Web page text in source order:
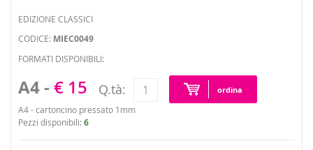
EDIZIONE CLASSICI
CODICE: MIEC0049
FORMATI DISPONIBILI:
A4 - € 15 Q.tà: ordina
A4 - cartoncino pressato 1mm
Pezzi disponibili: 6